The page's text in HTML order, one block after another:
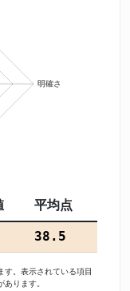
平均点
38.5
。表示されている項目
ります。